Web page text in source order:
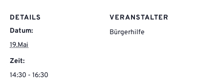
DETAILS
Datum:
19.Mai
Zeit:
14:30 - 16:30
VERANSTALTER
Bürgerhilfe